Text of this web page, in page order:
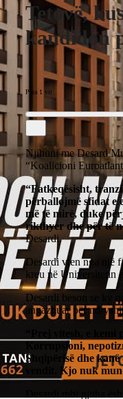
Tetovë,
kandidon
Para 1 vit
Njihuni me Desard
“Koalicioni
“Fatkeqësisht,
përballojmë sfidat e
më të mirë, duke
rikthyer dhe për të
Desardi.
Desardi vjen nga një
kreu në Universitetin
Desardi beson se ky
angazhuar për
“Prej vitesh, e kemi
Korrupsioni,
Shqipërisë dhe
vendit. Kjo nuk